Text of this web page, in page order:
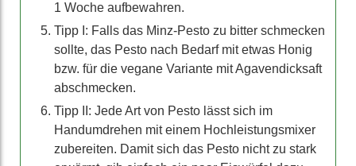
1 Woche aufbewahren.
Tipp I: Falls das Minz-Pesto zu bitter schmecken
sollte, das Pesto nach Bedarf mit etwas Honig
bzw. für die vegane Variante mit Agavendicksaft
abschmecken.
Tipp II: Jede Art von Pesto lässt sich im
Handumdrehen mit einem Hochleistungsmixer
zubereiten. Damit sich das Pesto nicht zu stark